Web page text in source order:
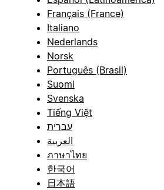
Français (France)
Italiano
Nederlands
Norsk
Português (Brasil)
Suomi
Svenska
Tiếng Việt
עברית
العربية
ภาษาไทย
한국어
日本語